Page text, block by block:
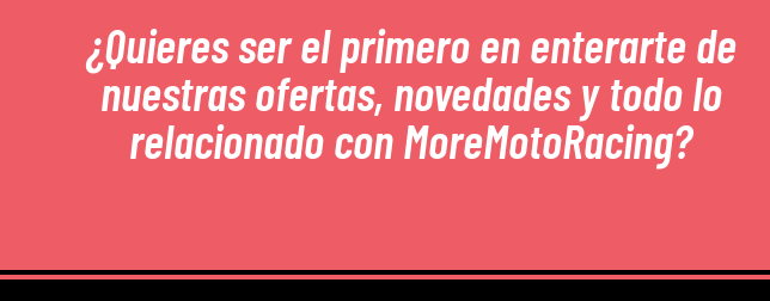
¿Quieres ser el primero en enterarte de
nuestras ofertas, novedades y todo lo
relacionado con MoreMotoRacing?